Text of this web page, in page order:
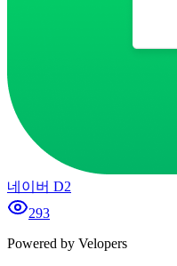
네이버 D2
293
Powered by Velopers